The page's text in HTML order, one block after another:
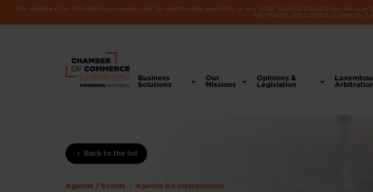
This website is for information purposes only. No membership payments or any other financial transactions will
information, and contact us directly if
Business
Solutions
Our
Missions
Opinions &
Legislation
Back to the list
Agenda / Events Agenda Go International